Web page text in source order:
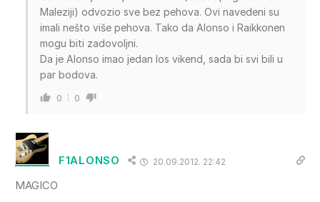
Maleziji) odvozio sve bez pehova. Ovi navedeni su
imali nešto više pehova. Tako da Alonso i Raikkonen
mogu biti zadovoljni.
Da je Alonso imao jedan los vikend, sada bi svi bili u
par bodova.
0 0
F1ALONSO 20.09.2012. 22:42
MAGICO